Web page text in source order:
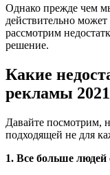
Однако прежде чем
действительно
рассмотрим
решение.
Какие
рекламы
Давайте посмотрим,
подходящей не для
1. Все больше людей